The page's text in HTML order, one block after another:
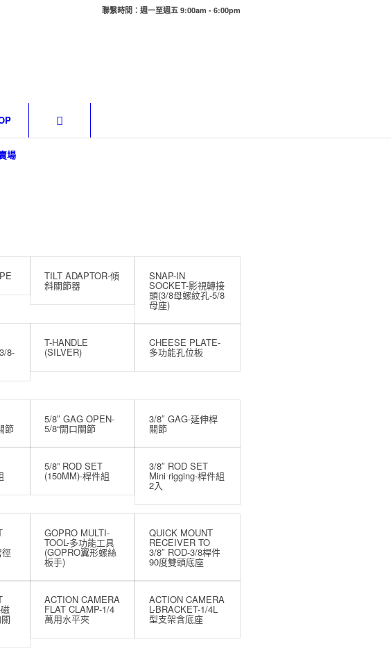
聯繫時間：週一至週五 9:00am - 6:00pm
場
TILT ADAPTOR-傾
斜關節器
SNAP-IN
SOCKET-影視轉接
頭(3/8母螺紋孔-5/8
母座)
8-
T-HANDLE
(SILVER)
CHEESE PLATE-
多功能孔位板
節
5/8″ GAG OPEN-
5/8“開口關節
3/8″ GAG-延伸桿
關節
5/8” ROD SET
(150MM)-桿件組
3/8″ ROD SET
Mini rigging-桿件組
2入
徑
GOPRO MULTI-
TOOL-多功能工具
(GOPRO翼形螺絲
板手)
QUICK MOUNT
RECEIVER TO
3/8″ ROD-3/8桿件
90度雙頭底座
ACTION CAMERA
FLAT CLAMP-1/4
萬用水平夾
ACTION CAMERA
L-BRACKET-1/4L
型支架含底座